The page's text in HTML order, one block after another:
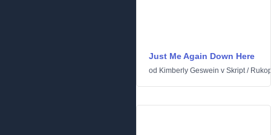
Just Me Again Down Here
od Kimberly Geswein v Skript/